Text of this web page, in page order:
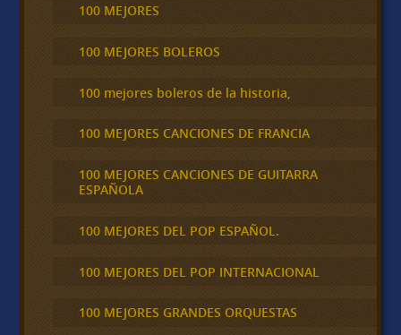
100 MEJORES
100 MEJORES BOLEROS
100 mejores boleros de la historia,
100 MEJORES CANCIONES DE FRANCIA
100 MEJORES CANCIONES DE GUITARRA
ESPAÑOLA
100 MEJORES DEL POP ESPAÑOL.
100 MEJORES DEL POP INTERNACIONAL
100 MEJORES GRANDES ORQUESTAS